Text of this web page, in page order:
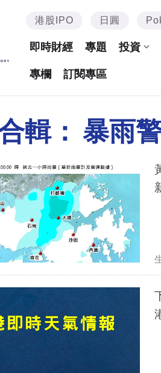
港股IPO 日圓
即時財經 專題 投資
專欄 訂閱專區
輯： 暴雨